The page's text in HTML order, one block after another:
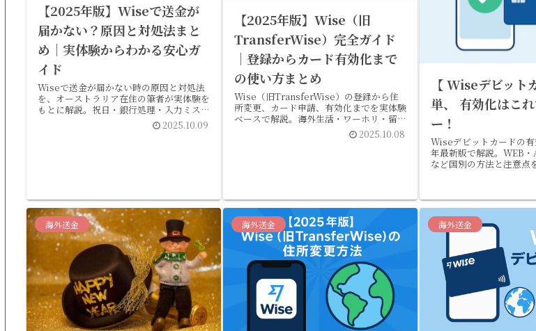
【2025年版】Wiseで送金が
届かない？原因と対処法まと
め｜実体験からわかる安心ガ
イド
Wiseで送金が届かない時の原因と対処法
を、オーストラリア在住の筆者が実体験を
もとに解説。祝日・銀行処理・入力ミスな
2025.10.09
【2025年版】Wise（旧
TransferWise）完全ガイド
｜登録からカード有効化まで
の使い方まとめ
Wise（旧TransferWise）の登録から住
所変更、カード申請、有効化までを実体験
ベースで解説。海外生活・ワーホリ・留学
に必須の2025年最新版まとめ。2025.10.08
【 Wiseデビット
単、 有効化はこ
ー！
Wiseデビットカードの
年最新版で解説。WEB
など国別の方法と注意点
ア在住筆者が実体験レビ
海外送金 海外送金 海外送金